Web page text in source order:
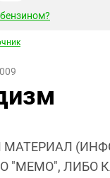
"МЕМО", ЛИБО